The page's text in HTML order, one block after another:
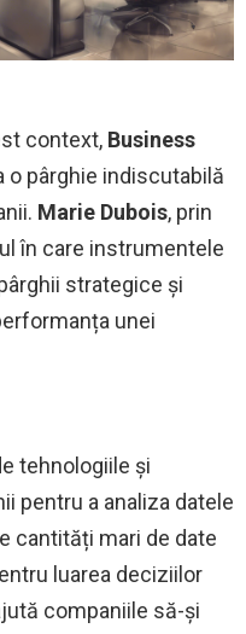
context, Business
o pârghie indiscutabilă
Marie Dubois, prin
în care instrumentele
strategice și
unei
tehnologiile și
pentru a analiza datele
cantități mari de date
luarea deciziilor
companiile să-și